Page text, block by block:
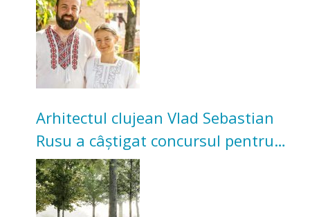
bunicilor
Arhitectul clujean Vlad Sebastian
Rusu a câștigat concursul pentru
transformarea Grădinii Casei
Universitarilor